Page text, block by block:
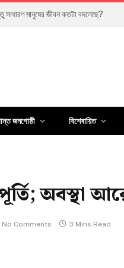
১০ প্রতিশ্রুতির কতটা বাস্তবায়িত?
জনগোষ্ঠী বিশেষায়িত
অবস্থা
No Comments 3 Mins Read